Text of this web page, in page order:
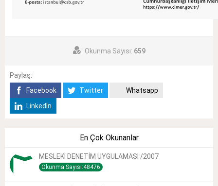
Okunma Sayısı: 659
Paylaş:
Facebook
Twitter
Whatsapp
LinkedIn
En Çok Okunanlar
MESLEKİ DENETİM UYGULAMASI /2007
Okunma Sayısı:48476